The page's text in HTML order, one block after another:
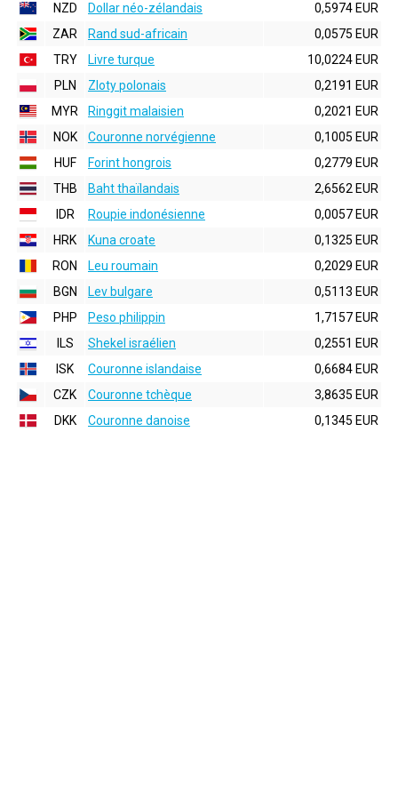
NZD
Dollar néo-zélandais
0,5974 EUR
ZAR
Rand sud-africain
0,0575 EUR
TRY
Livre turque
10,0224 EUR
PLN
Zloty polonais
0,2191 EUR
MYR
Ringgit malaisien
0,2021 EUR
NOK
Couronne norvégienne
0,1005 EUR
HUF
Forint hongrois
0,2779 EUR
THB
Baht thaïlandais
2,6562 EUR
IDR
Roupie indonésienne
0,0057 EUR
HRK
Kuna croate
0,1325 EUR
RON
Leu roumain
0,2029 EUR
BGN
Lev bulgare
0,5113 EUR
PHP
Peso philippin
1,7157 EUR
ILS
Shekel israélien
0,2551 EUR
ISK
Couronne islandaise
0,6684 EUR
CZK
Couronne tchèque
3,8635 EUR
DKK
Couronne danoise 0,1345 EUR